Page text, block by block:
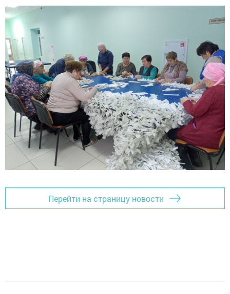
Перейти на страницу новости